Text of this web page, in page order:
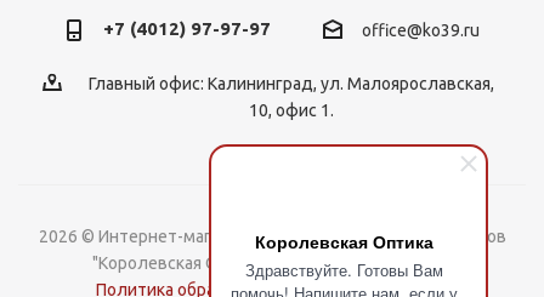
Королевская Оптика
Здравствуйте. Готовы Вам
+7 (4012) 97-97-97 office@ko39.ru
Главный офис: Калининград, ул. Малоярославская,
10, офис 1.
2026 © Интернет-магазин контактных линз, оправ и очков
"Королевская Оптика". Все права защищены.
Политика обработки Персональных данных